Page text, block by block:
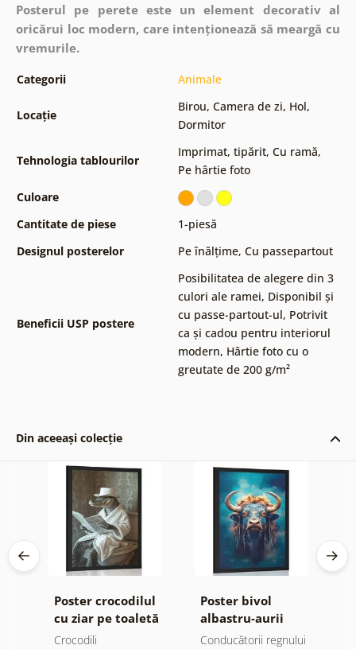
Posterul pe perete este un element decorativ al
oricărui loc modern, care intenționează să meargă cu
vremurile.
Categorii Animale
Locație
Birou, Camera de zi, Hol,
Dormitor
Tehnologia tablourilor
Imprimat, tipărit, Cu ramă,
Pe hârtie foto
Culoare
Cantitate de piese
1-piesă
Designul posterelor
Pe înălțime, Cu passepartout
Beneficii USP postere
Posibilitatea de alegere din 3
culori ale ramei, Disponibil și
cu passe-partout-ul, Potrivit
ca și cadou pentru interiorul
modern, Hârtie foto cu o
greutate de 200 g/m²
Din aceeași colecție
Poster crocodilul
cu ziar pe toaletă
Crocodili
Poster bivol
albastru-aurii
Conducătorii regnului